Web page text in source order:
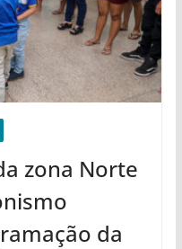
zona Norte
da